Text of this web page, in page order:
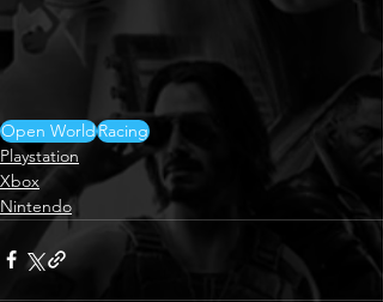
Open WorldRacing
Playstation
Xbox
Nintendo